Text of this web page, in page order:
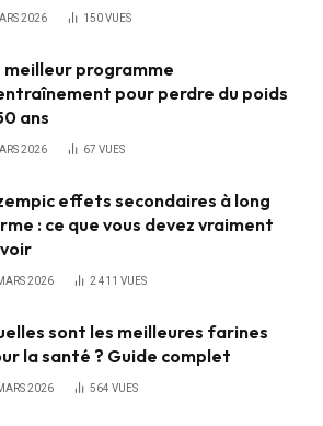
2026 150VUES
meilleur programme
pour perdre du poids
ans
2026 67 VUES
effets secondaires à long
: ce que vous devez vraiment
2026 2 411 VUES
sont les meilleures farines
la santé ? Guide complet
2026 564 VUES